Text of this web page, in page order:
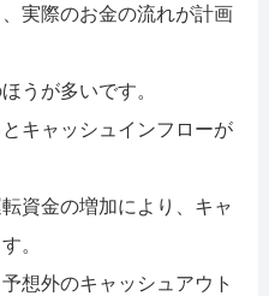
実際のお金の流れが計画
うが多いです。
キャッシュインフローが
資金の増加により、キャ
。
想外のキャッシュアウト